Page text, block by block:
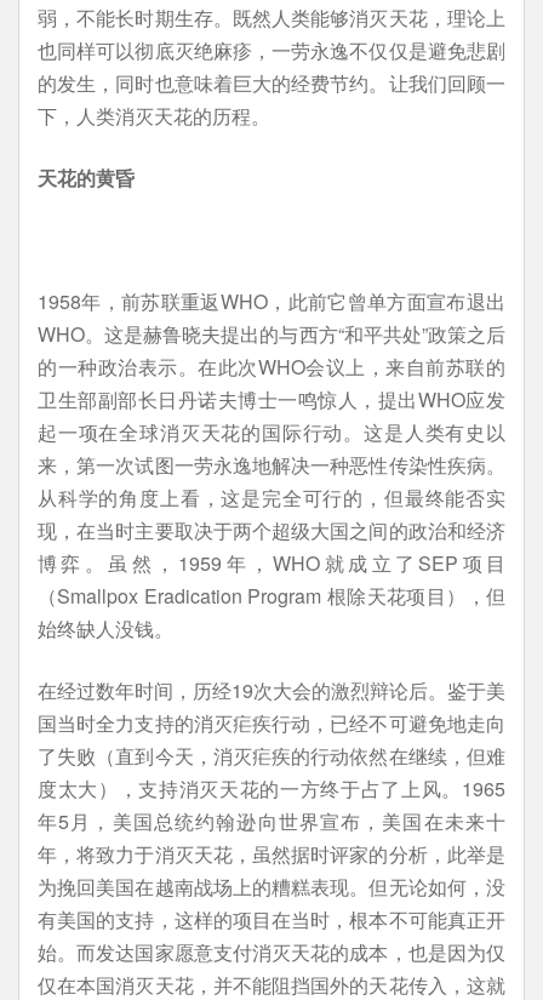
弱，不能长时期生存。既然人类能够消灭天花，理论上
也同样可以彻底灭绝麻疹，一劳永逸不仅仅是避免悲剧
的发生，同时也意味着巨大的经费节约。让我们回顾一
下，人类消灭天花的历程。
天花的黄昏
1958年，前苏联重返WHO，此前它曾单方面宣布退出
WHO。这是赫鲁晓夫提出的与西方“和平共处”政策之后
的一种政治表示。在此次WHO会议上，来自前苏联的
卫生部副部长日丹诺夫博士一鸣惊人，提出WHO应发
起一项在全球消灭天花的国际行动。这是人类有史以
来，第一次试图一劳永逸地解决一种恶性传染性疾病。
从科学的角度上看，这是完全可行的，但最终能否实
现，在当时主要取决于两个超级大国之间的政治和经济
博弈。虽然，1959年，WHO就成立了SEP项目
（Smallpox Eradication Program 根除天花项目），但
始终缺人没钱。
在经过数年时间，历经19次大会的激烈辩论后。鉴于美
国当时全力支持的消灭疟疾行动，已经不可避免地走向
了失败（直到今天，消灭疟疾的行动依然在继续，但难
度太大），支持消灭天花的一方终于占了上风。1965
年5月，美国总统约翰逊向世界宣布，美国在未来十
年，将致力于消灭天花，虽然据时评家的分析，此举是
为挽回美国在越南战场上的糟糕表现。但无论如何，没
有美国的支持，这样的项目在当时，根本不可能真正开
始。而发达国家愿意支付消灭天花的成本，也是因为仅
仅在本国消灭天花，并不能阻挡国外的天花传入，这就